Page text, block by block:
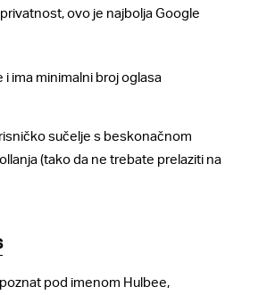
ovo je najbolja Google
i ima minimalni broj oglasa
sučelje s beskonačnom
(tako da ne trebate prelaziti na
pod imenom Hulbee,